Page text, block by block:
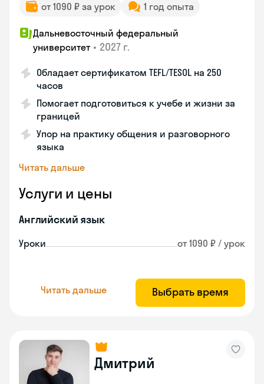
от 1090 ₽ за урок 1 год опыта
Дальневосточный федеральный
университет • 2027 г.
Обладает сертификатом TEFL/TESOL на 250
часов
Помогает подготовиться к учебе и жизни за
границей
Упор на практику общения и разговорного
языка
Читать дальше
Услуги и цены
Английский язык
Уроки от 1090 ₽ / урок
Читать дальше Выбрать время
Дмитрий